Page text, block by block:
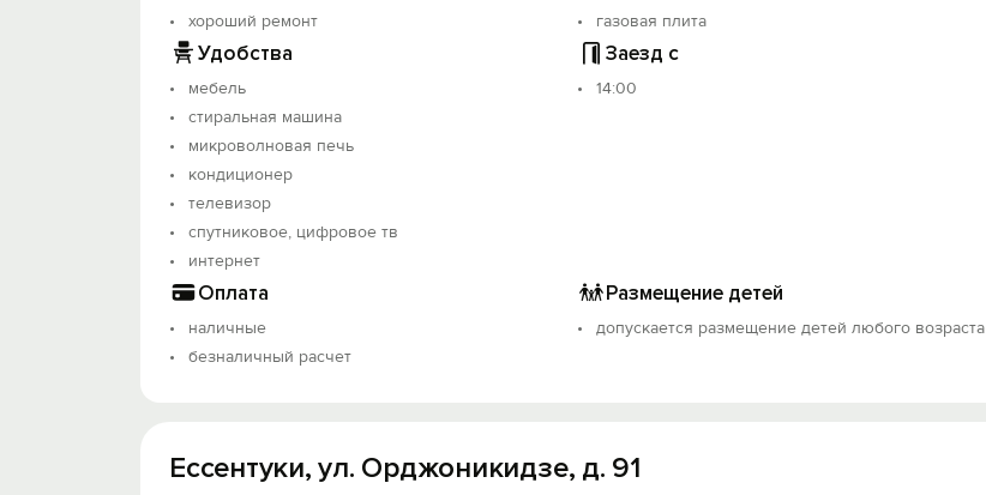
хороший ремонт газовая плита
Удобства
мебель
стиральная машина
микроволновая печь
кондиционер
телевизор
спутниковое, цифровое тв
интернет
Заезд с
14:00
Оплата
наличные
безналичный расчет
Размещение детей
допускается размещение детей любого возраста
Ессентуки, ул. Орджоникидзе, д. 91